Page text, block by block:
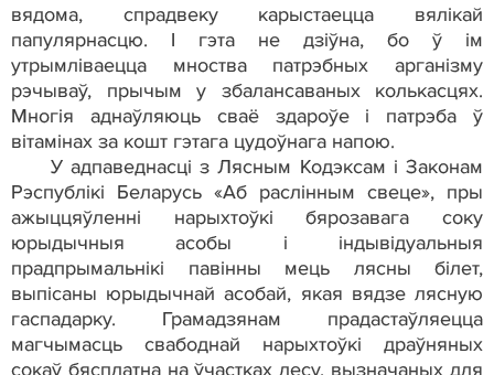
вядома, спрадвеку карыстаецца вялікай
папулярнасцю. І гэта не дзіўна, бо ў ім
утрымліваецца мноства патрэбных арганізму
рэчываў, прычым у збалансаваных колькасцях.
Многія аднаўляюць сваё здароўе і патрэба ў
вітамінах за кошт гэтага цудоўнага напою.
У адпаведнасці з Лясным Кодэксам і Законам
Рэспублікі Беларусь «Аб раслінным свеце», пры
ажыццяўленні нарыхтоўкі бярозавага соку
юрыдычныя асобы і індывідуальныя
прадпрымальнікі павінны мець лясны білет,
выпісаны юрыдычнай асобай, якая вядзе лясную
гаспадарку. Грамадзянам прадастаўляецца
магчымасць свабоднай нарыхтоўкі драўняных
сокаў бясплатна на ўчастках лесу, вызначаных для